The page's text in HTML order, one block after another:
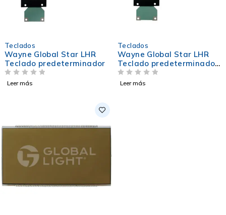
Teclados
Wayne Global Star LHR
Teclado predeterminador
Leer más
Teclados
Wayne Global Star LHR
Teclado predeterminador
completo
Leer más